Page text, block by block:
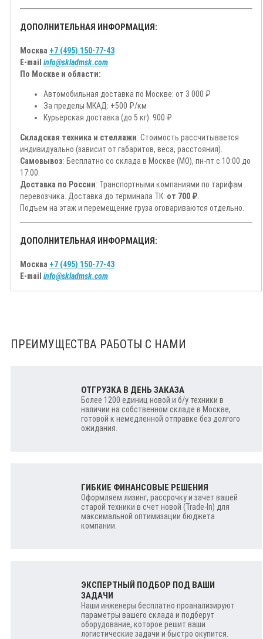
ДОПОЛНИТЕЛЬНАЯ ИНФОРМАЦИЯ:
Москва +7 (495) 150-77-43
E-mail info@skladmsk.com
По Москве и области:
Автомобильная доставка по Москве: от 3 000 ₽
За пределы МКАД: +500 ₽/км
Курьерская доставка (до 5 кг): 900 ₽
Складская техника и стеллажи: Стоимость рассчитывается
индивидуально (зависит от габаритов, веса, расстояния).
Самовывоз: Бесплатно со склада в Москве (МО), пн-пт с 10:00 до
17:00.
Доставка по России: Транспортными компаниями по тарифам
перевозчика. Доставка до терминала ТК: от 700 ₽
Подъем на этаж и перемещение груза оговариваются отдельно.
ДОПОЛНИТЕЛЬНАЯ ИНФОРМАЦИЯ:
Москва +7 (495) 150-77-43
E-mail info@skladmsk.com
ПРЕИМУЩЕСТВА РАБОТЫ С НАМИ
ОТГРУЗКА В ДЕНЬ ЗАКАЗА
Более 1200 единиц новой и б/у техники в
наличии на собственном складе в Москве,
готовой к немедленной отправке без долгого
ожидания.
ГИБКИЕ ФИНАНСОВЫЕ РЕШЕНИЯ
Оформляем лизинг, рассрочку и зачет вашей
старой техники в счет новой (Trade-In) для
максимальной оптимизации бюджета
компании.
ЭКСПЕРТНЫЙ ПОДБОР ПОД ВАШИ
ЗАДАЧИ
Наши инженеры бесплатно проанализируют
параметры вашего склада и подберут
оборудование, которое решит ваши
логистические задачи и быстро окупится.